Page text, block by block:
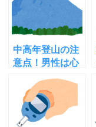
中高年登山の注
意点！男性は心
16倍！予防法
は？